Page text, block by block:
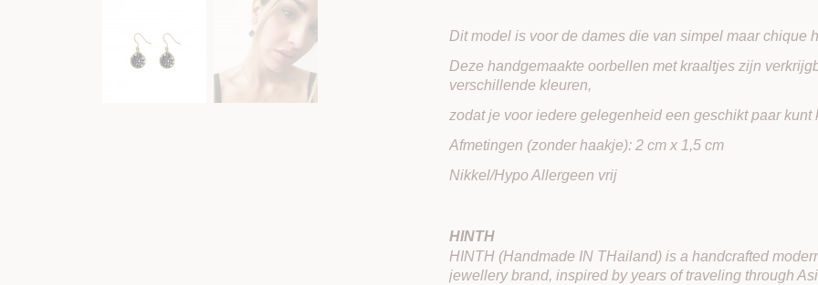
Dit model is voor de dames die van simpel maar chique
Deze handgemaakte oorbellen met kraaltjes zijn
verschillende kleuren,
zodat je voor iedere gelegenheid een geschikt paar kunt
Afmetingen (zonder haakje): 2 cm x 1,5 cm
Nikkel/Hypo Allergeen vrij
HINTH
HINTH (Handmade IN THailand) is a handcrafted
jewellery brand, inspired by years of traveling through